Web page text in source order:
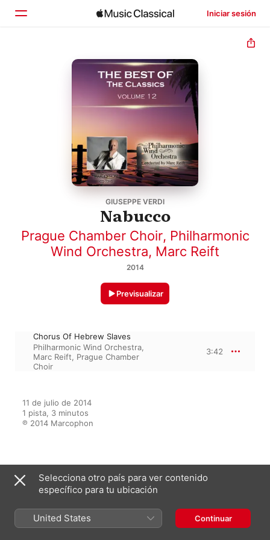
Iniciar sesión
Explorar
GIUSEPPE VERDI
Nabucco
Prague Chamber Choir, Philharmonic
Wind Orchestra, Marc Reift
2014
Previsualizar
Chorus Of Hebrew Slaves
Philharmonic Wind Orchestra,
Marc Reift, Prague Chamber
Choir
3:42
11 de julio de 2014
1 pista, 3 minutos
℗ 2014 Marcophon
The Best of The Classics
Volume 12
Marc Reift,Philharmonic Wind
Selecciona otro país para ver contenido
específico para tu ubicación
United States Continuar